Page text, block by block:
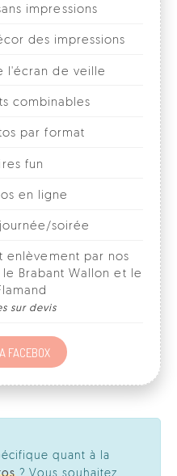
de veille
par format
Brabant Wallon et le
devis
quant à la